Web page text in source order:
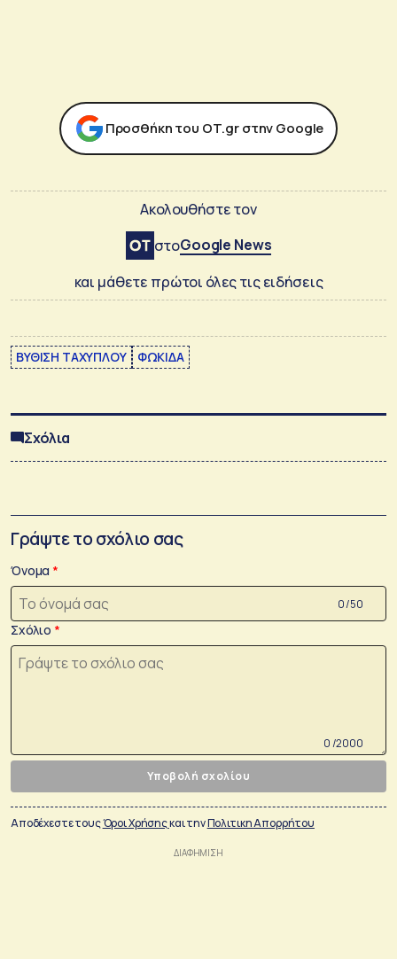
Προσθήκη του ΟΤ.gr στην Google
Ακολουθήστε τον
στοGoogle News
και μάθετε πρώτοι όλες τις ειδήσεις
ΒΥΘΙΣΗ ΤΑΧΥΠΛΟΥ ΦΩΚΙΔΑ
Σχόλια
Γράψτε το σχόλιο σας
Όνομα
0 /50
Σχόλιο
0 /2000
Υποβολή σχολίου
Αποδέχεστε τουςΌροι Χρήσηςκαι τηνΠολιτικη Απορρήτου